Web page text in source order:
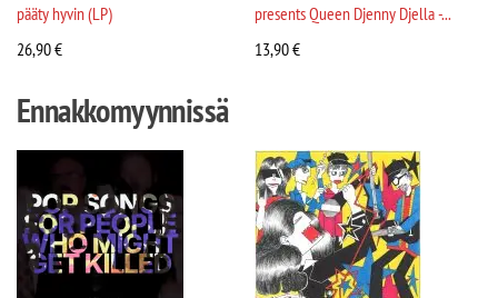
pääty hyvin (LP)
26,90€
presents Queen Djenny Djella -...
13,90€
Ennakkomyynnissä